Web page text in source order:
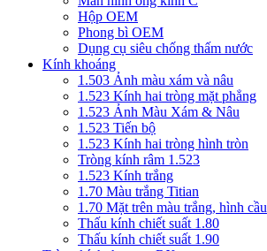
Hộp OEM
Phong bì OEM
Dụng cụ siêu chống thấm nước
Kính khoáng
1.503 Ảnh màu xám và nâu
1.523 Kính hai tròng mặt phẳng
1.523 Ảnh Màu Xám & Nâu
1.523 Tiến bộ
1.523 Kính hai tròng hình tròn
Tròng kính râm 1.523
1.523 Kính trắng
1.70 Màu trắng Titian
1.70 Mặt trên màu trắng, hình cầu
Thấu kính chiết suất 1.80
Thấu kính chiết suất 1.90